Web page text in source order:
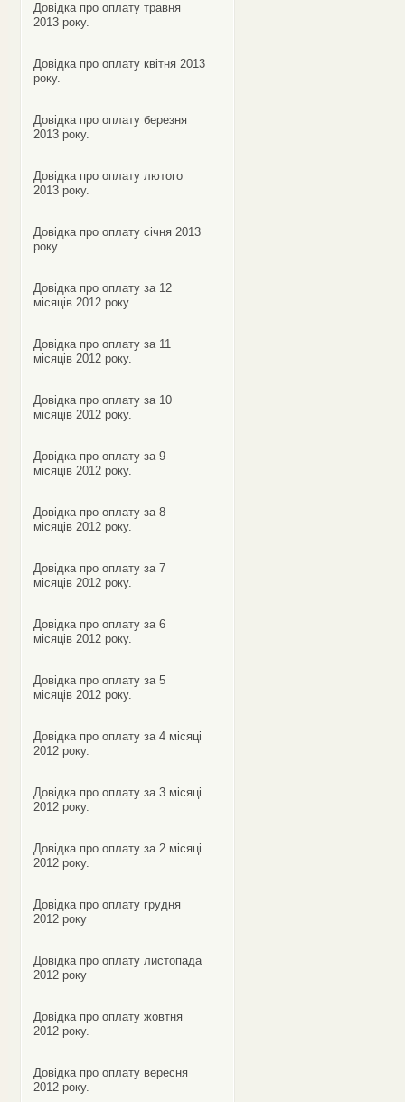
Довідка про оплату травня
2013 року.
Довідка про оплату квітня 2013
року.
Довідка про оплату березня
2013 року.
Довідка про оплату лютого
2013 року.
Довідка про оплату січня 2013
року
Довідка про оплату за 12
місяців 2012 року.
Довідка про оплату за 11
місяців 2012 року.
Довідка про оплату за 10
місяців 2012 року.
Довідка про оплату за 9
місяців 2012 року.
Довідка про оплату за 8
місяців 2012 року.
Довідка про оплату за 7
місяців 2012 року.
Довідка про оплату за 6
місяців 2012 року.
Довідка про оплату за 5
місяців 2012 року.
Довідка про оплату за 4 місяці
2012 року.
Довідка про оплату за 3 місяці
2012 року.
Довідка про оплату за 2 місяці
2012 року.
Довідка про оплату грудня
2012 року
Довідка про оплату листопада
2012 року
Довідка про оплату жовтня
2012 року.
Довідка про оплату вересня
2012 року.